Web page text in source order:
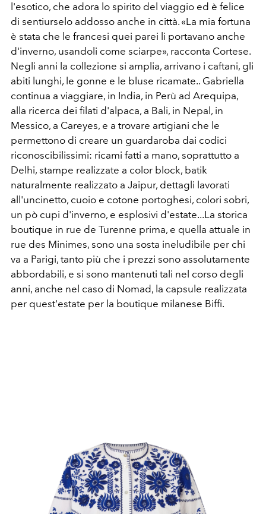
l'esotico, che adora lo spirito del viaggio ed è felice
di sentiurselo addosso anche in città. «La mia fortuna
è stata che le francesi quei parei li portavano anche
d'inverno, usandoli come sciarpe», racconta Cortese.
Negli anni la collezione si amplia, arrivano i caftani, gli
abiti lunghi, le gonne e le bluse ricamate.. Gabriella
continua a viaggiare, in India, in Perù ad Arequipa,
alla ricerca dei filati d'alpaca, a Bali, in Nepal, in
Messico, a Careyes, e a trovare artigiani che le
permettono di creare un guardaroba dai codici
riconoscibilissimi: ricami fatti a mano, soprattutto a
Delhi, stampe realizzate a color block, batik
naturalmente realizzato a Jaipur, dettagli lavorati
all'uncinetto, cuoio e cotone portoghesi, colori sobri,
un pò cupi d'inverno, e esplosivi d'estate...La storica
boutique in rue de Turenne prima, e quella attuale in
rue des Minimes, sono una sosta ineludibile per chi
va a Parigi, tanto più che i prezzi sono assolutamente
abbordabili, e si sono mantenuti tali nel corso degli
anni, anche nel caso di Nomad, la capsule realizzata
per quest'estate per la boutique milanese Biffi.